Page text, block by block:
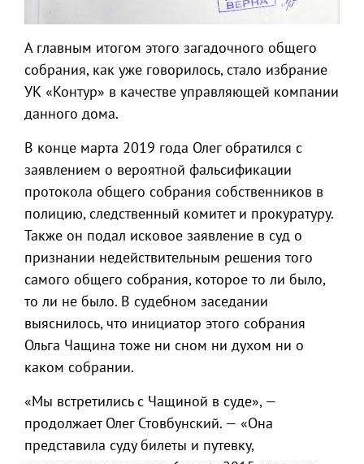
А главным итогом этого загадочного общего
собрания, как уже говорилось, стало избрание
УК «Контур» в качестве управляющей компании
данного дома.
В конце марта 2019 года Олег обратился с
заявлением о вероятной фальсификации
протокола общего собрания собственников в
полицию, следственный комитет и прокуратуру.
Также он подал исковое заявление в суд о
признании недействительным решения того
самого общего собрания, которое то ли было,
то ли не было. В судебном заседании
выяснилось, что инициатор этого собрания
Ольга Чащина тоже ни сном ни духом ни о
каком собрании.
«Мы встретились с Чащиной в суде», —
продолжает Олег Стовбунский. — «Она
представила суду билеты и путевку,